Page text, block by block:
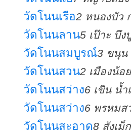
วัดโนนเรือ2 หนองบัว
วัดโนนลาน5 เป๊าะ บึง
วัดโนนสมบูรณ์3 ขนุน
วัดโนนสวน2 เมืองน้อ
วัดโนนสว่าง6 เขิน น้ำ
วัดโนนสว่าง6 พรหมส
วัดโนนสะอาด8 สังเม็